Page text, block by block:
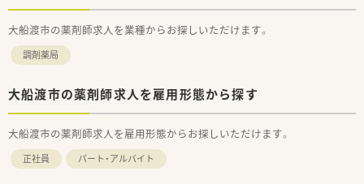
大船渡市の薬剤師求人を業種からお探しいただけます。
調剤薬局
大船渡市の薬剤師求人を雇用形態から探す
大船渡市の薬剤師求人を雇用形態からお探しいただけます。
正社員 パート・アルバイト